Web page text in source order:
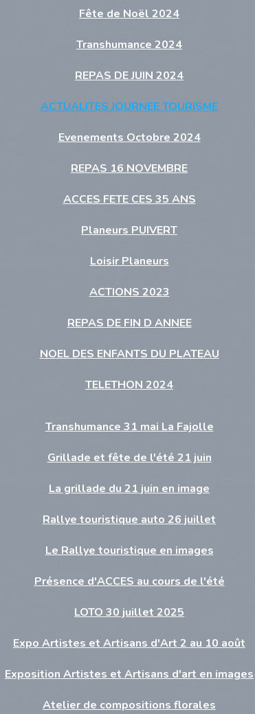
Fête de Noël 2024
Transhumance 2024
REPAS DE JUIN 2024
ACTUALITES JOURNEE TOURISME
Evenements Octobre 2024
REPAS 16 NOVEMBRE
ACCES FETE CES 35 ANS
Planeurs PUIVERT
Loisir Planeurs
ACTIONS 2023
REPAS DE FIN D ANNEE
NOEL DES ENFANTS DU PLATEAU
TELETHON 2024
Transhumance 31 mai La Fajolle
Grillade et fête de l'été 21 juin
La grillade du 21 juin en image
Rallye touristique auto 26 juillet
Le Rallye touristique en images
Présence d'ACCES au cours de l'été
LOTO 30 juillet 2025
Expo Artistes et Artisans d'Art 2 au 10 août
Exposition Artistes et Artisans d'art en images
Atelier de compositions florales